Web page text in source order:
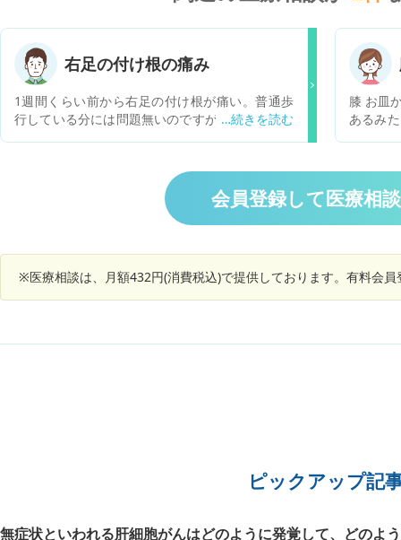
右足の付け根の痛み
1週間くらい前から右足の付け根が痛い。普通歩
行している分には問題無いのですが、走ったりす
膝 お皿
あるみ
ても、
か？気
ど、、
会員登録して医療相
※医療相談は、月額432円(消費税込)で提供しております。有料会
ピックアップ記
無症状といわれる肝細胞がんはどのように発覚して、どのよ